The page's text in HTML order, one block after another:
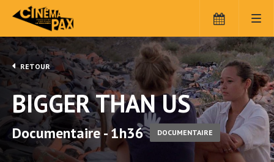
RETOUR
BIGGER THAN US
Documentaire - 1h36 DOCUMENTAIRE